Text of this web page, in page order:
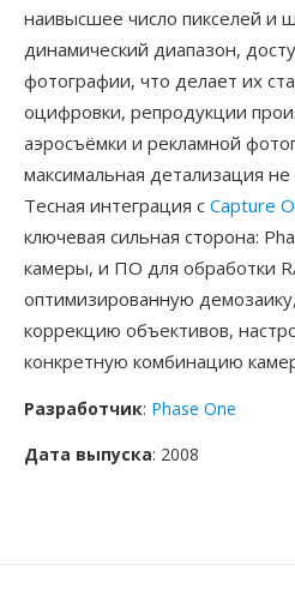
наивысшее число пикселей и
динамический диапазон,
фотографии, что делает их
оцифровки, репродукции
аэросъёмки и рекламной
максимальная детализация
Тесная интеграция с Capture
ключевая сильная сторона:
камеры, и ПО для обработки
оптимизированную
коррекцию объективов,
конкретную комбинацию
Разработчик: Phase One
Дата выпуска: 2008